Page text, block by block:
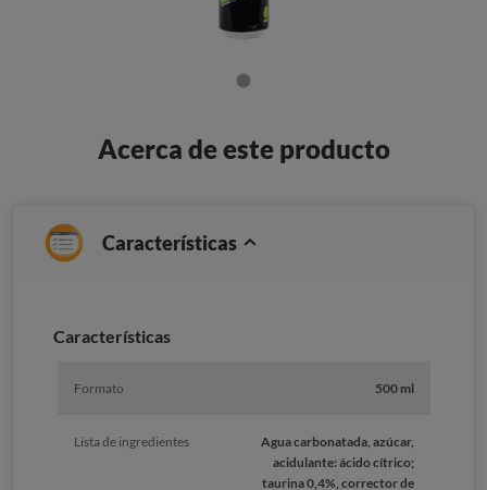
Acerca de este producto
Características
Caracterí­sticas
Formato 500 ml
Lista de ingredientes
Agua carbonatada, azúcar,
acidulante: ácido cítrico;
taurina 0,4%, corrector de